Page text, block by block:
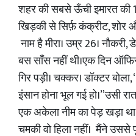
शहर की सबसे ऊँची इमारत की
खिड़की से सिर्फ़ कंक्रीट, शोर
नाम है मीरा। उम्र 26।
बस साँस नहीं थी।एक दिन
गिर पड़ी। चक्कर। डॉक्टर
इंसान होना भूल गई हो।”उसी
एक अकेला नीम का पेड़ खड़ा
चमकी वो हिला नहीं। मैंने उससे